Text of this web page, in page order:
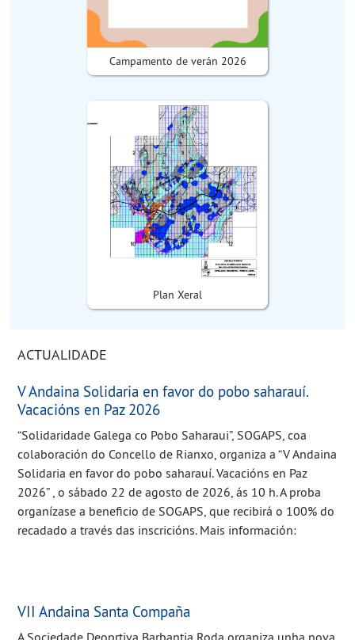
Campamento de verán 2026
Plan Xeral
ACTUALIDADE
V Andaina Solidaria en favor do pobo saharauí.
Vacacións en Paz 2026
“Solidaridade Galega co Pobo Saharaui”, SOGAPS, coa
colaboración do Concello de Rianxo, organiza a “V Andaina
Solidaria en favor do pobo saharauí. Vacacións en Paz
2026” , o sábado 22 de agosto de 2026, ás 10 h. A proba
organízase a beneficio de SOGAPS, que recibirá o 100% do
recadado a través das inscricións. Mais información:
VII Andaina Santa Compaña
A Sociedade Deoprtiva Barbantia Roda organiza unha nova